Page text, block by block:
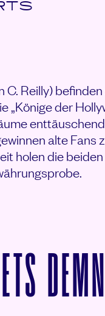
Reilly)
„Könige der
alte Fans
holen die